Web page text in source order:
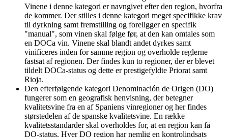
Vinene i denne kategori er navngivet efter den region, hvorfra
de kommer. Der stilles i denne kategori meget specifikke krav
til dyrkning samt fremstilling og foreligger en specifik
"manual", som vinen skal følge før, at den kan omtales som
en DOCa vin. Vinene skal blandt andet dyrkes samt
vinificeres inden for samme region og overholde reglerne
fastsat af regionen. Der findes kun to regioner, der er blevet
tildelt DOCa-status og dette er prestigefyldte Priorat samt
Rioja.
Den efterfølgende kategori Denominación de Origen (DO)
fungerer som en geografisk henvisning, der betegner
kvalitetsvine fra en af Spaniens vinregioner og her findes
størstedelen af de spanske kvalitetsvine. En række
kvalitetsstandarder skal overholdes for, at en region kan få
DO-status. Hver DO region har nemlig en kontrolindsats